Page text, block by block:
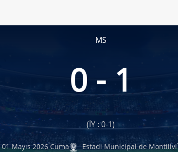
MS
0 - 1
(İY : 0-1)
01 Mayıs 2026 Cuma Estadi Municipal de Montilivi